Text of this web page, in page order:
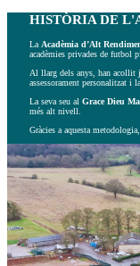
HISTÒRIA DE
La Acadèmia d’Alt
acadèmies privades de futbol
Al llarg dels anys, han acollit
assessorament personalitzat i
La seva seu al Grace Dieu
més alt nivell.
Gràcies a aquesta